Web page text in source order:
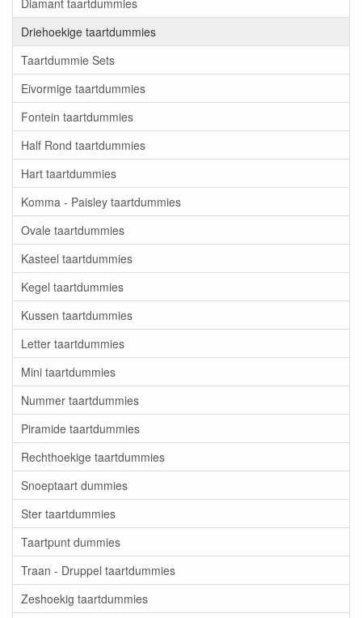
Diamant taartdummies
Driehoekige taartdummies
Taartdummie Sets
Eivormige taartdummies
Fontein taartdummies
Half Rond taartdummies
Hart taartdummies
Komma - Paisley taartdummies
Ovale taartdummies
Kasteel taartdummies
Kegel taartdummies
Kussen taartdummies
Letter taartdummies
Mini taartdummies
Nummer taartdummies
Piramide taartdummies
Rechthoekige taartdummies
Snoeptaart dummies
Ster taartdummies
Taartpunt dummies
Traan - Druppel taartdummies
Zeshoekig taartdummies